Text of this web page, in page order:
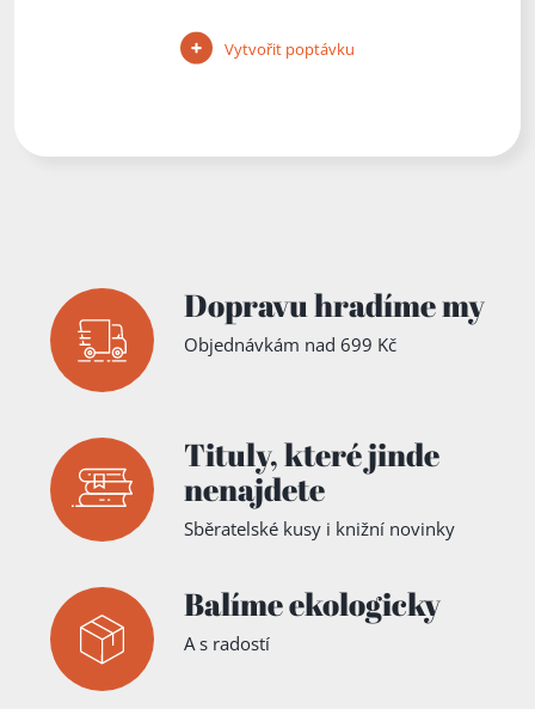
Vytvořit poptávku
Dopravu hradíme my
Objednávkám nad 699 Kč
Tituly,které jinde
nenajdete
Sběratelské kusy i knižní novinky
Balíme ekologicky
A s radostí